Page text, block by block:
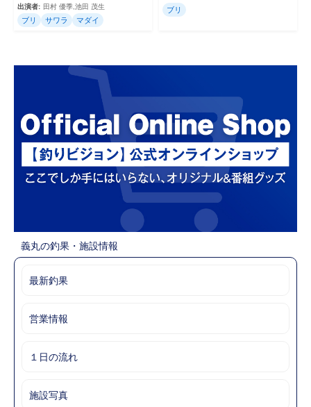
出演者: 田村 優季,池田 茂生
ブリ サワラ マダイ
ブリ
義丸の釣果・施設情報
最新釣果
営業情報
１日の流れ
施設写真